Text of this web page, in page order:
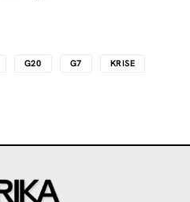
G20 G7 KRISE